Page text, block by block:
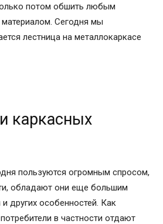
потом обшить любым
Сегодня мы
лестница на металлокаркасе
каркасных
пользуются огромным спросом,
обладают они еще большим
других особенностей. Как
в частности отдают